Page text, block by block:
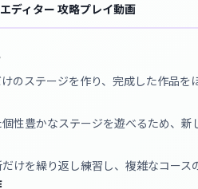
ディター 攻略プレイ動画
のステージを作り、完成した作品を
性豊かなステージを遊べるため、新
けを繰り返し練習し、複雑なコース